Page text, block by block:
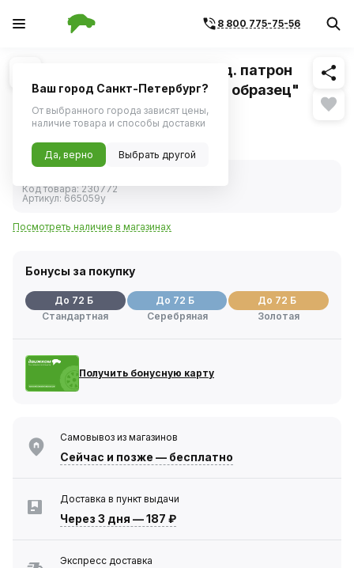
8 800 775-75-56
1/1 Похожие
Амортизатор ВАЗ-2108 перед. патрон
(Kayaba) 665059 "витринный образец"
Гарантия на уцененный товар 14 дней
Код товара:230772
Артикул: 665059у
Посмотреть наличие в магазинах
Бонусы за покупку
До 72 Б
Стандартная
До 72 Б
Серебряная
До 72 Б
Золотая
Получить бонусную карту
Самовывоз из магазинов
Сейчас и позже — бесплатно
Доставка в пункт выдачи
Через 3 дня —187 ₽
Экспресс доставка
Ваш город Санкт-Петербург?
От выбранного города зависят цены,
наличие товара и способы доставки
Да, верно Выбрать другой